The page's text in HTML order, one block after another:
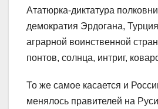
Ататюрка-диктатура
демократия Эрдогана,
аграрной воинственной
понтов, солнца, интриг,
То же самое касается и
менялось правителей на